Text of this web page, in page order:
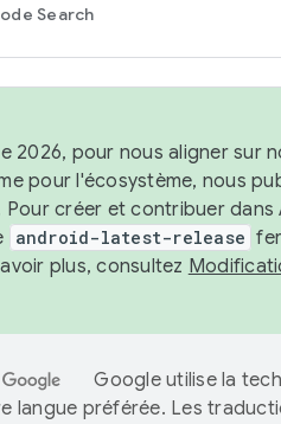
Search
2026, pour nous aligner sur
pour l'écosystème, nous
créer et contribuer dans
android-latest-release
plus, consultez
Google utilise la
langue préférée. Les